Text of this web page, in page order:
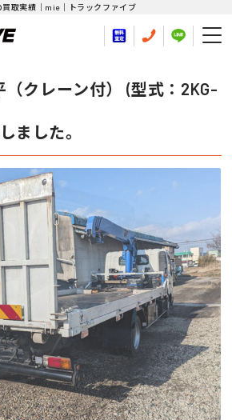
取実績｜mie｜トラックファイブ
（クレーン付） (型式：2KG-
ました。